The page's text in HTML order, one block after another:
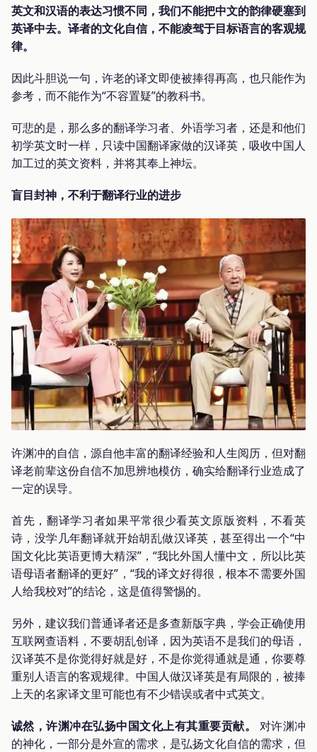
英文和汉语的表达习惯不同，我们不能把中文的韵律硬塞到
英译中去。译者的文化自信，不能凌驾于目标语言的客观规
律。
因此斗胆说一句，许老的译文即使被捧得再高，也只能作为
参考，而不能作为“不容置疑”的教科书。
可悲的是，那么多的翻译学习者、外语学习者，还是和他们
初学英文时一样，只读中国翻译家做的汉译英，吸收中国人
加工过的英文资料，并将其奉上神坛。
盲目封神，不利于翻译行业的进步
许渊冲的自信，源自他丰富的翻译经验和人生阅历，但对翻
译老前辈这份自信不加思辨地模仿，确实给翻译行业造成了
一定的误导。
首先，翻译学习者如果平常很少看英文原版资料，不看英
诗，没学几年翻译就开始胡乱做汉译英，甚至得出一个“中
国文化比英语更博大精深”，“我比外国人懂中文，所以比英
语母语者翻译的更好”，“我的译文好得很，根本不需要外国
人给我校对”的结论，这是值得警惕的。
另外，建议我们普通译者还是多查新版字典，学会正确使用
互联网查语料，不要胡乱创译，因为英语不是我们的母语，
汉译英不是你觉得好就是好，不是你觉得通就是通，你要尊
重别人语言的客观规律。中国人做汉译英是有局限的，被捧
上天的名家译文里可能也有不少错误或者中式英文。
诚然，许渊冲在弘扬中国文化上有其重要贡献。
对许渊冲
的神化，一部分是外宣的需求，是弘扬文化自信的需求，但